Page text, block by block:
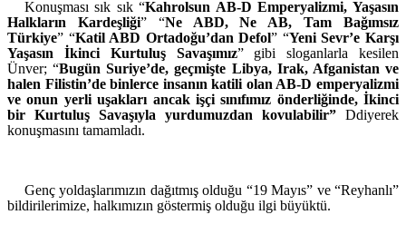
Konuşması sık sık “Kahrolsun AB-D Emperyalizmi, Yaşasın
Halkların Kardeşliği” “Ne ABD, Ne AB, Tam Bağımsız
Türkiye” “Katil ABD Ortadoğu’dan Defol” “Yeni Sevr’e Karşı
Yaşasın İkinci Kurtuluş Savaşımız” gibi sloganlarla kesilen
Ünver; “Bugün Suriye’de, geçmişte Libya, Irak, Afganistan ve
halen Filistin’de binlerce insanın katili olan AB-D emperyalizmi
ve onun yerli uşakları ancak işçi sınıfımız önderliğinde, İkinci
bir Kurtuluş Savaşıyla yurdumuzdan kovulabilir” Ddiyerek
konuşmasını tamamladı.
Genç yoldaşlarımızın dağıtmış olduğu “19 Mayıs” ve “Reyhanlı”
bildirilerimize, halkımızın göstermiş olduğu ilgi büyüktü.